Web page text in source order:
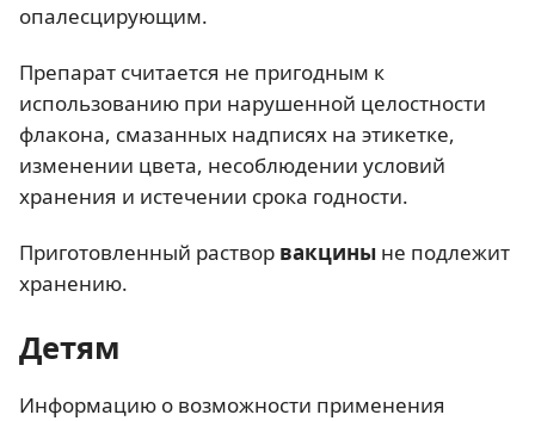
опалесцирующим.
Препарат считается не пригодным к
использованию при нарушенной целостности
флакона, смазанных надписях на этикетке,
изменении цвета, несоблюдении условий
хранения и истечении срока годности.
Приготовленный раствор вакцины не подлежит
хранению.
Детям
Информацию о возможности применения